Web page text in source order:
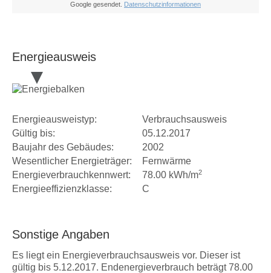
Google gesendet. Datenschutzinformationen
Energieausweis
Energieausweistyp:
Verbrauchsausweis
Gültig bis:
05.12.2017
Baujahr des Gebäudes:
2002
Wesentlicher Energieträger:
Fernwärme
Energieverbrauchkennwert:
78.00 kWh/m2
Energieeffizienzklasse: C
Sonstige Angaben
Es liegt ein Energieverbrauchsausweis vor. Dieser ist
gültig bis 5.12.2017. Endenergieverbrauch beträgt 78.00